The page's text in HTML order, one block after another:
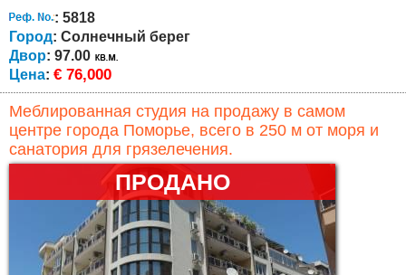
: 5818
Город: Солнечный берег
Двор: 97.00
Цена: € 76,000
Меблированная студия на продажу в самом
центре города Поморье, всего в 250 м от моря и
санатория для грязелечения.
ПРОДАНО